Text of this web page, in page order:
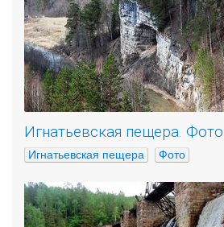
Игнатьевская пещера. Фото
Игнатьевская пещера Фото